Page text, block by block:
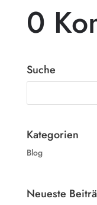
0
Suche
Kategorien
Blog
Neueste